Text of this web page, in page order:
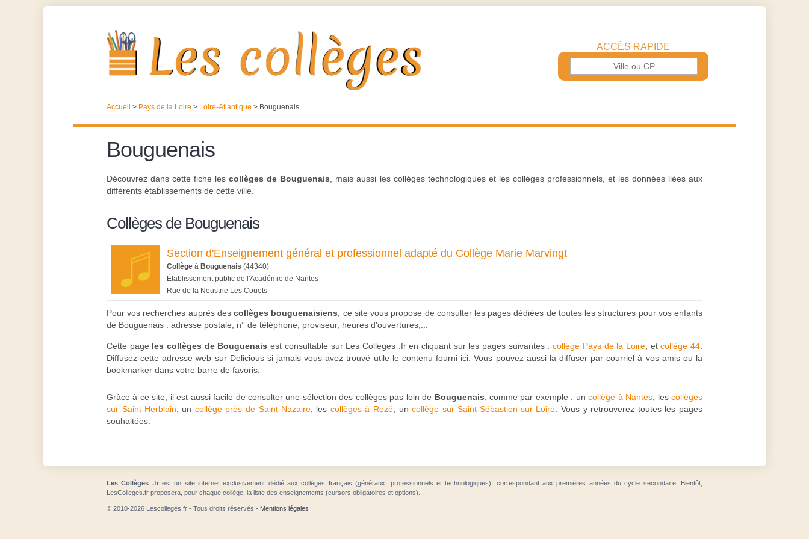
ACCÈS RAPIDE
Accueil > Pays de la Loire > Loire-Atlantique > Bouguenais
Bouguenais
Découvrez dans cette fiche lescollèges de Bouguenais , mais aussi les colléges technologiques et les collèges professionnels, et les données liées aux
différents établissements de cette ville.
Collèges de Bouguenais
Section d'Enseignement général et professionnel adapté du Collège Marie Marvingt
Collège à Bouguenais (44340)
Établissement public de l'Académie de Nantes
Rue de la Neustrie Les Couets
Pour vos recherches auprès descollèges bouguenaisiens , ce site vous propose de consulter les pages dédiées de toutes les structures pour vos enfants
de Bouguenais : adresse postale, n° de téléphone, proviseur, heures d'ouvertures,...
Cette page les collèges de Bouguenais est consultable sur Les Colleges .fr en cliquant sur les pages suivantes :collège Pays de la Loire, etcollège 44
Diffusez cette adresse web sur Delicious si jamais vous avez trouvé utile le contenu fourni ici. Vous pouvez aussi la diffuser par courriel à vos amis ou la
bookmarker dans votre barre de favoris.
Grâce à ce site, il est aussi facile de consulter une sélection des collèges pas loin de Bouguenais , comme par exemple : uncollège à Nantes , lescollèges
sur Saint-Herblain , un collège près de Saint-Nazaire, les collèges à Rezé , uncollège sur Saint-Sébastien-sur-Loire . Vous y retrouverez toutes les pages
souhaitées.
Les Collèges .frest un site internet exclusivement dédié aux collèges français (généraux, professionnels et technologiques), correspondant aux premières années du cycle secondaire. Bientôt,
LesColleges.fr proposera, pour chaque collège, la liste des enseignements (cursors obligatoires et options).
© 2010-2026 Lescolleges.fr - Tous droits réservés - Mentions légales